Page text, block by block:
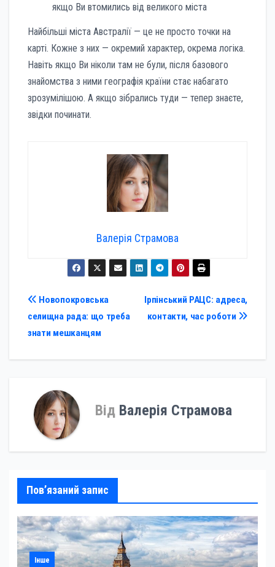
якщо Ви втомились від великого міста
Найбільші міста Австралії — це не просто точки на
карті. Кожне з них — окремий характер, окрема логіка.
Навіть якщо Ви ніколи там не були, після базового
знайомства з ними географія країни стає набагато
зрозумілішою. А якщо зібрались туди — тепер знаєте,
звідки починати.
Валерія Страмова
Навігація
записів
Ірпінський РАЦС: адреса,
контакти, час роботи
Новопокровська
селищна рада: що треба
знати мешканцям
Від Валерія Страмова
Пов’язаний запис
Інше